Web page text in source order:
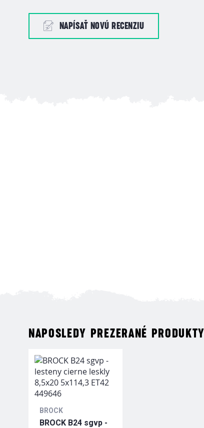
NAPÍSAŤ NOVÚ RECENZIU
NAPOSLEDY PREZERANÉ PRODUKTY
BROCK
BROCK B24 sgvp -